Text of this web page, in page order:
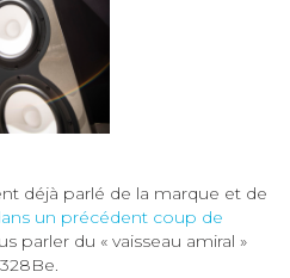
déjà parlé de la marque et de
un précédent coup de
parler du « vaisseau amiral »